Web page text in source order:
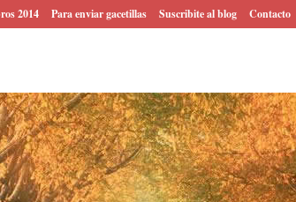
2014 Para enviar gacetillas Suscribite al blog Contacto